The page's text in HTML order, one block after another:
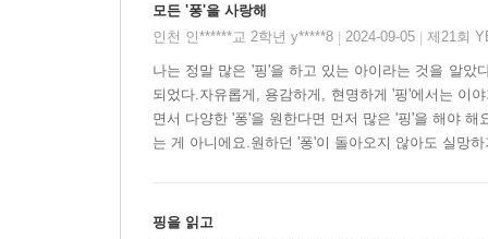
소셜 미디어 시대에 사는 우리는 점점 타인의
합니다. 그렇지 않으면 기가 죽고 외롭고 위축되
이 그림책의 부제처럼 사랑하는 일은, 살아가
걸리더라도 우리는 다시 다음의 ‘핑’을 준비하
않고 다시 앞으로 나아갈 수 있도록 명쾌한 해답과
모든 '퐁'을 사랑해
인천 인******교 2학년 y*****8
2024-09-05 제21회
나는 정말 많은 '핑'을 하고 있는 아이라는 것을 알았
되었다.자유롭게, 용감하게, 현명하게 '핑'에서는 이
면서 다양한 '퐁'을 원한다면 먼저 많은 '핑'을 해야
는 게 아니에요.원하던 '퐁'이 돌아오지 않아도 실망
핑을 읽고